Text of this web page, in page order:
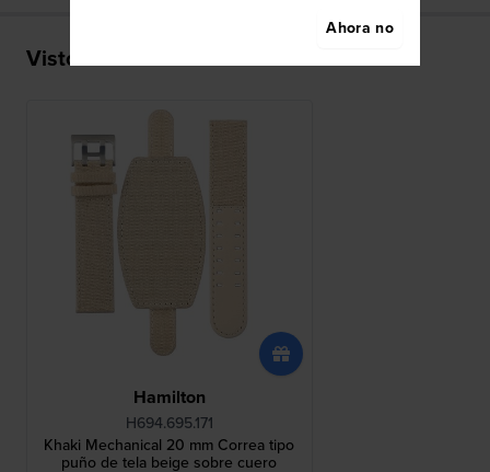
Visto recientemente
Hamilton
H694.695.171
Khaki Mechanical 20 mm Correa tipo
puño de tela beige sobre cuero
Ahora no